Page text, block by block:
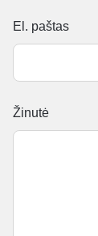
El. paštas
Žinutė